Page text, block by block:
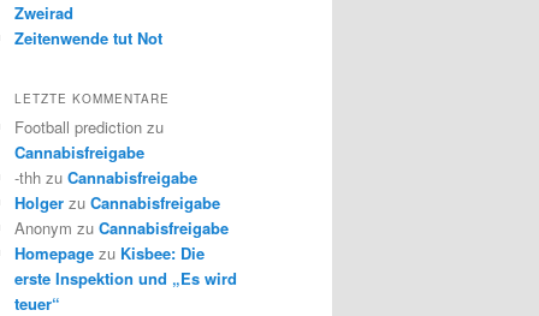
Zweirad
Zeitenwende tut Not
LETZTE KOMMENTARE
Football prediction zu
Cannabisfreigabe
-thh zu Cannabisfreigabe
Holger zu Cannabisfreigabe
Anonym zu Cannabisfreigabe
Homepage zu Kisbee: Die
erste Inspektion und „Es wird
teuer“